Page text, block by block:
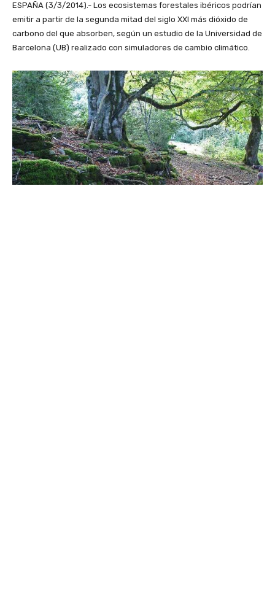
ESPAÑA (3/3/2014).- Los ecosistemas forestales ibéricos podrían
emitir a partir de la segunda mitad del siglo XXI más dióxido de
carbono del que absorben, según un estudio de la Universidad de
Barcelona (UB) realizado con simuladores de cambio climático.